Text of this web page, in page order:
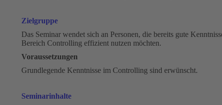
Zielgruppe
Das Seminar wendet sich an Personen, die bereits gute
Bereich Controlling effizient nutzen möchten.
Voraussetzungen
Grundlegende Kenntnisse im Controlling sind erwünscht.
Seminarinhalte